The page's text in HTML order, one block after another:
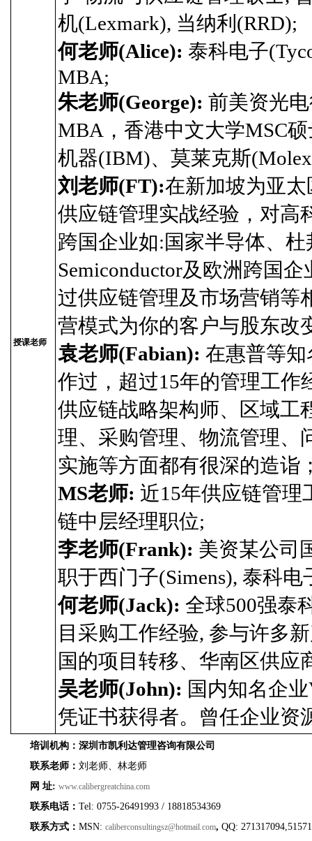
授课老师
机(Lexmark), 当纳利(RRD);
何老师(Alice): 泰科电子
MBA;
朱老师(George): 前美资光
MBA，香港中文大学MSC
机器(IBM)、莫莱克斯
刘老师(FT):在新加坡为亚
供应链管理实战经验，对高
跨国企业如:国家半导体、杜
Semiconductor及欧洲跨国企
过供应链管理及市场营销等
营模式为你的客户与股东改
袁老师(Fabian): 在惠普等
作过，超过15年的管理工作
供应链战略架构师、区域工
理、采购管理、物流管理、
实施等方面都有很深的造诣
MS老师: 近15年供应链管理
链中层经理职位;
李老师(Frank): 美资某公司
职于西门子(Simens), 泰科电
何老师(Jack): 全球500强泰
目采购工作经验, 参与许多
国的项目转移、华南区供应
吴老师(John): 国内知名企
凭证书获得者。曾任企业资
培训机构：深圳市凯利达管理咨询有限公司
联系老师： 刘老师、林老师
网 址: www.calibergreatchina.com
联系电话： Tel: 0755-26491993 / 18818534369
联系方式： MSN: caliberconsultingsz@hotmail.com, QQ: